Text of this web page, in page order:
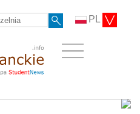
PL